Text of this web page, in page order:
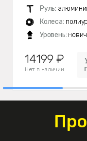
Руль:
Колеса:
Уровень:
14199 ₽
Нет в наличии